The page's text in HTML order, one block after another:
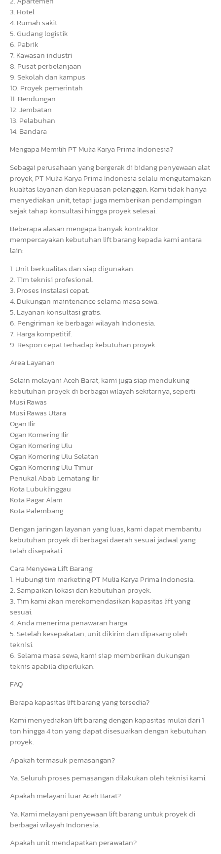
3. Hotel
4. Rumah sakit
5. Gudang logistik
6. Pabrik
7. Kawasan industri
8. Pusat perbelanjaan
9. Sekolah dan kampus
10. Proyek pemerintah
11. Bendungan
12. Jembatan
13. Pelabuhan
14. Bandara
Mengapa Memilih PT Mulia Karya Prima Indonesia?
Sebagai perusahaan yang bergerak di bidang penyewaan alat
proyek, PT Mulia Karya Prima Indonesia selalu mengutamakan
kualitas layanan dan kepuasan pelanggan. Kami tidak hanya
menyediakan unit, tetapi juga memberikan pendampingan
sejak tahap konsultasi hingga proyek selesai.
Beberapa alasan mengapa banyak kontraktor
mempercayakan kebutuhan lift barang kepada kami antara
lain:
1. Unit berkualitas dan siap digunakan.
2. Tim teknisi profesional.
3. Proses instalasi cepat.
4. Dukungan maintenance selama masa sewa.
5. Layanan konsultasi gratis.
6. Pengiriman ke berbagai wilayah Indonesia.
7. Harga kompetitif.
9. Respon cepat terhadap kebutuhan proyek.
Area Layanan
Selain melayani Aceh Barat, kami juga siap mendukung
kebutuhan proyek di berbagai wilayah sekitarnya, seperti:
Musi Rawas
Musi Rawas Utara
Ogan Ilir
Ogan Komering Ilir
Ogan Komering Ulu
Ogan Komering Ulu Selatan
Ogan Komering Ulu Timur
Penukal Abab Lematang Ilir
Kota Lubuklinggau
Kota Pagar Alam
Kota Palembang
Dengan jaringan layanan yang luas, kami dapat membantu
kebutuhan proyek di berbagai daerah sesuai jadwal yang
telah disepakati.
Cara Menyewa Lift Barang
1. Hubungi tim marketing PT Mulia Karya Prima Indonesia.
2. Sampaikan lokasi dan kebutuhan proyek.
3. Tim kami akan merekomendasikan kapasitas lift yang
sesuai.
4. Anda menerima penawaran harga.
5. Setelah kesepakatan, unit dikirim dan dipasang oleh
teknisi.
6. Selama masa sewa, kami siap memberikan dukungan
teknis apabila diperlukan.
FAQ
Berapa kapasitas lift barang yang tersedia?
Kami menyediakan lift barang dengan kapasitas mulai dari 1
ton hingga 4 ton yang dapat disesuaikan dengan kebutuhan
proyek.
Apakah termasuk pemasangan?
Ya. Seluruh proses pemasangan dilakukan oleh teknisi kami.
Apakah melayani luar Aceh Barat?
Ya. Kami melayani penyewaan lift barang untuk proyek di
berbagai wilayah Indonesia.
Apakah unit mendapatkan perawatan?